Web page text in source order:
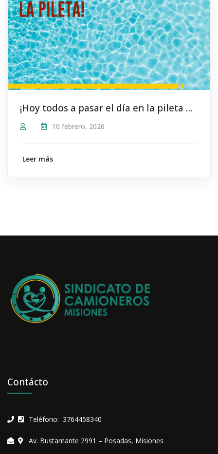
¡Hoy todos a pasar el día en la pileta del #SindicatoDeCamioneros!
10 febrero, 2026
Leer más
Contácto
Teléfono: 3764458340
Av. Bustamante 2991 – Posadas, Misiones